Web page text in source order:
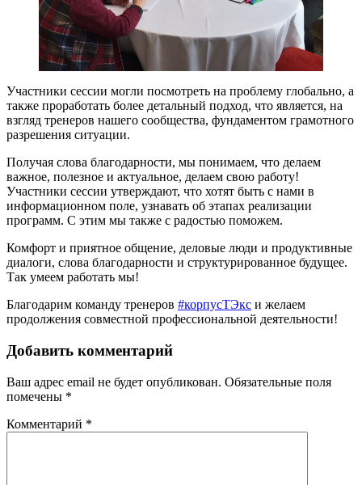
Участники сессии могли посмотреть на проблему глобально, а
также проработать более детальный подход, что является, на
взгляд тренеров нашего сообщества, фундаментом грамотного
разрешения ситуации.
Получая слова благодарности, мы понимаем, что делаем
важное, полезное и актуальное, делаем свою работу!
Участники сессии утверждают, что хотят быть с нами в
информационном поле, узнавать об этапах реализации
программ. С этим мы также с радостью поможем.
Комфорт и приятное общение, деловые люди и продуктивные
диалоги, слова благодарности и структурированное будущее.
Так умеем работать мы!
Благодарим команду тренеров #корпусТЭкс и желаем
продолжения совместной профессиональной деятельности!
Добавить комментарий
Ваш адрес email не будет опубликован. Обязательные поля
помечены *
Комментарий *